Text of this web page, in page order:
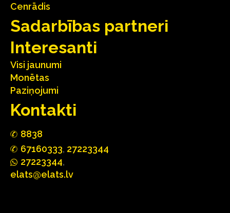
Cenrādis
Sadarbības partneri
Interesanti
Visi jaunumi
Monētas
Paziņojumi
Kontakti
8838
67160333, 27223344
27223344,
elats@elats.lv